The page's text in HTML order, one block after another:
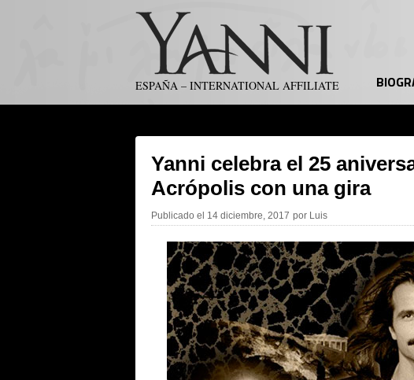
ESPAÑA – INTERNATIONAL AFFILIATE
Yanni celebra el 25
Acrópolis con una gira
Publicado el 14 diciembre, 2017 por Luis